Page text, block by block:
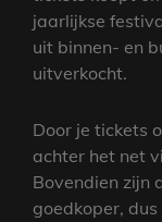
jaarlijkse
uit binnen- en
uitverkocht.
Door je tickets
achter het net
Bovendien zijn
goedkoper,